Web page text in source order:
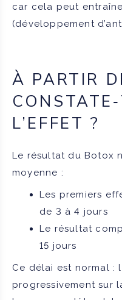
car cela peut
(développement
À PARTIR
L’EFFET ?
Le résultat du Botox
moyenne :
Les premiers
de 3 à 4 jours
Le résultat
15 jours
Ce délai est normal
progressivement sur